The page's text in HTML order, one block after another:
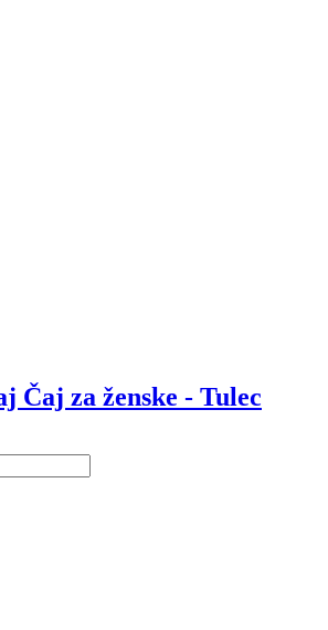
Čaj za ženske - Tulec